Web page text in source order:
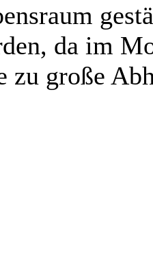
da im
zu große